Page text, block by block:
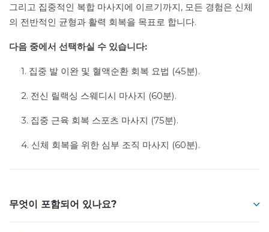
그리고 집중적인 복합 마사지에 이르기까지, 모든 경험은 신체
의 전반적인 균형과 활력 회복을 목표로 합니다.
다음 중에서 선택하실 수 있습니다:
1. 집중 발 이완 및 혈액순환 회복 요법 (45분).
2. 전신 릴랙싱 스웨디시 마사지 (60분).
3. 집중 근육 회복 스포츠 마사지 (75분).
4. 신체 회복을 위한 심부 조직 마사지 (60분).
무엇이 포함되어 있나요?